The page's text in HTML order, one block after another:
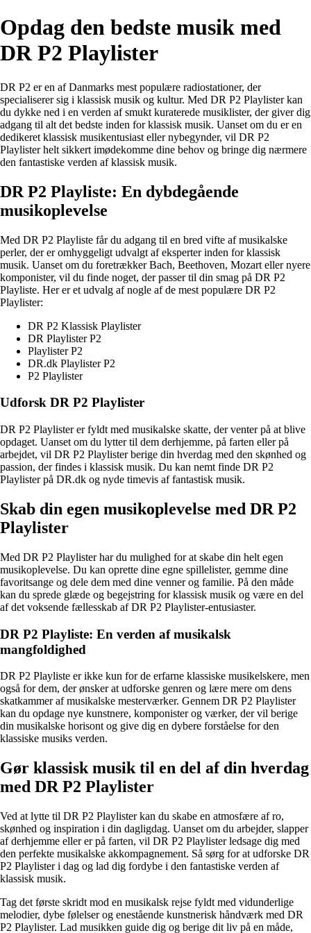
Opdag den bedste musik med
DR P2 Playlister
DR P2 er en af Danmarks mest populære radiostationer, der
specialiserer sig i klassisk musik og kultur. Med DR P2 Playlister kan
du dykke ned i en verden af smukt kuraterede musiklister, der giver dig
adgang til alt det bedste inden for klassisk musik. Uanset om du er en
dedikeret klassisk musikentusiast eller nybegynder, vil DR P2
Playlister helt sikkert imødekomme dine behov og bringe dig nærmere
den fantastiske verden af klassisk musik.
DR P2 Playliste: En dybdegående
musikoplevelse
Med DR P2 Playliste får du adgang til en bred vifte af musikalske
perler, der er omhyggeligt udvalgt af eksperter inden for klassisk
musik. Uanset om du foretrækker Bach, Beethoven, Mozart eller nyere
komponister, vil du finde noget, der passer til din smag på DR P2
Playliste. Her er et udvalg af nogle af de mest populære DR P2
Playlister:
DR P2 Klassisk Playlister
DR Playlister P2
Playlister P2
DR.dk Playlister P2
P2 Playlister
Udforsk DR P2 Playlister
DR P2 Playlister er fyldt med musikalske skatte, der venter på at blive
opdaget. Uanset om du lytter til dem derhjemme, på farten eller på
arbejdet, vil DR P2 Playlister berige din hverdag med den skønhed og
passion, der findes i klassisk musik. Du kan nemt finde DR P2
Playlister på DR.dk og nyde timevis af fantastisk musik.
Skab din egen musikoplevelse med DR P2
Playlister
Med DR P2 Playlister har du mulighed for at skabe din helt egen
musikoplevelse. Du kan oprette dine egne spillelister, gemme dine
favoritsange og dele dem med dine venner og familie. På den måde
kan du sprede glæde og begejstring for klassisk musik og være en del
af det voksende fællesskab af DR P2 Playlister-entusiaster.
DR P2 Playliste: En verden af musikalsk
mangfoldighed
DR P2 Playliste er ikke kun for de erfarne klassiske musikelskere, men
også for dem, der ønsker at udforske genren og lære mere om dens
skatkammer af musikalske mesterværker. Gennem DR P2 Playlister
kan du opdage nye kunstnere, komponister og værker, der vil berige
din musikalske horisont og give dig en dybere forståelse for den
klassiske musiks verden.
Gør klassisk musik til en del af din hverdag
med DR P2 Playlister
Ved at lytte til DR P2 Playlister kan du skabe en atmosfære af ro,
skønhed og inspiration i din dagligdag. Uanset om du arbejder, slapper
af derhjemme eller er på farten, vil DR P2 Playlister ledsage dig med
den perfekte musikalske akkompagnement. Så sørg for at udforske DR
P2 Playlister i dag og lad dig fordybe i den fantastiske verden af
klassisk musik.
Tag det første skridt mod en musikalsk rejse fyldt med vidunderlige
melodier, dybe følelser og enestående kunstnerisk håndværk med DR
P2 Playlister. Lad musikken guide dig og berige dit liv på en måde,